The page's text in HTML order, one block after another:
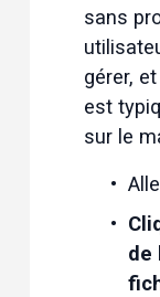
sans
gérer,
est
sur le
de